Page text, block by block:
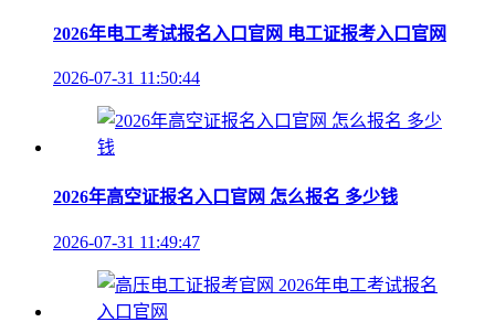
2026年电工考试报名入口官网 电工证报考入口官网
2026-07-31 11:50:44
2026年高空证报名入口官网 怎么报名 多少钱
2026-07-31 11:49:47